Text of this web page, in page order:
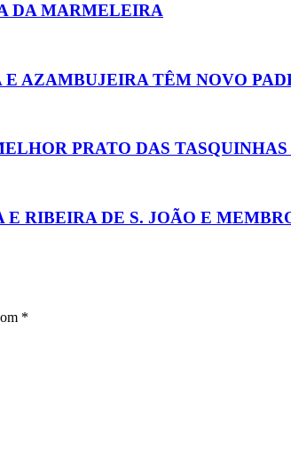
DA MARMELEIRA
AZAMBUJEIRA TÊM NOVO
PRATO DAS TASQUINHAS
RIBEIRA DE S. JOÃO E
*